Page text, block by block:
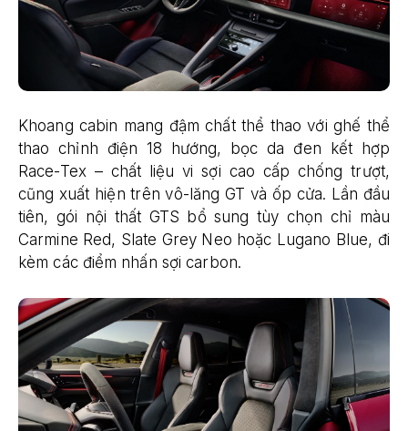
Khoang cabin mang đậm chất thể thao với ghế thể
thao chỉnh điện 18 hướng, bọc da đen kết hợp
Race-Tex – chất liệu vi sợi cao cấp chống trượt,
cũng xuất hiện trên vô-lăng GT và ốp cửa. Lần đầu
tiên, gói nội thất GTS bổ sung tùy chọn chỉ màu
Carmine Red, Slate Grey Neo hoặc Lugano Blue, đi
kèm các điểm nhấn sợi carbon.